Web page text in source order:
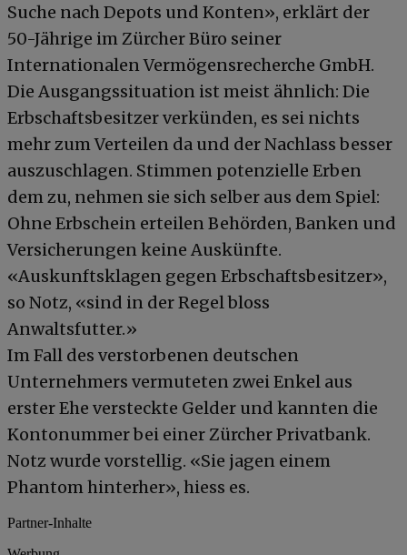
Suche nach Depots und Konten», erklärt der
50-Jährige im Zürcher Büro seiner
Internationalen Vermögensrecherche GmbH.
Die Ausgangssituation ist meist ähnlich: Die
Erbschaftsbesitzer verkünden, es sei nichts
mehr zum Verteilen da und der Nachlass besser
auszuschlagen. Stimmen potenzielle Erben
dem zu, nehmen sie sich selber aus dem Spiel:
Ohne Erbschein erteilen Behörden, Banken und
Versicherungen keine Auskünfte.
«Auskunftsklagen gegen Erbschaftsbesitzer»,
so Notz, «sind in der Regel bloss
Anwaltsfutter.»
Im Fall des verstorbenen deutschen
Unternehmers vermuteten zwei Enkel aus
erster Ehe versteckte Gelder und kannten die
Kontonummer bei einer Zürcher Privatbank.
Notz wurde vorstellig. «Sie jagen einem
Phantom hinterher», hiess es.
Partner-Inhalte